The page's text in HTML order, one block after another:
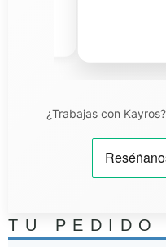
¿Trabajas con
TU PEDIDO